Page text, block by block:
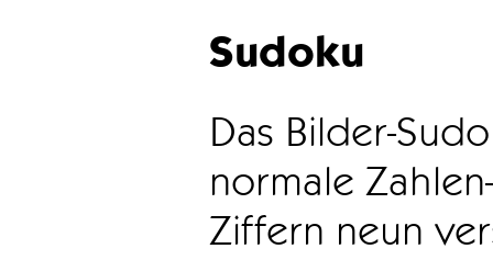
Sudoku
Das Bilder-
normale
Ziffern neun